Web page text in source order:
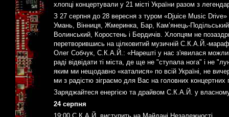
хлопці концертували у 21 місті України разом з
З 27 серпня до 28 вересня з туром «Djuice Music
Умань, Вінниця, Жмеринка, Бар, Кам’янець-
Волинський, Коростень і Бердичів. Хлопцям не
перетворившись на цілковитий музичній С.К.А.Й.-
Олег Собчук, С.К.А.Й.: «Нарешті у нас з'явилася
раді відвідати ті міста, де ще не "ступала нога" і не
яким ми нещодавно «каталися» по всій Україні, не
ми з радістю зіграємо для Вас на головних
Заряджайтеся енергією та драйвом С.К.А.Й. у власному
24 серпня